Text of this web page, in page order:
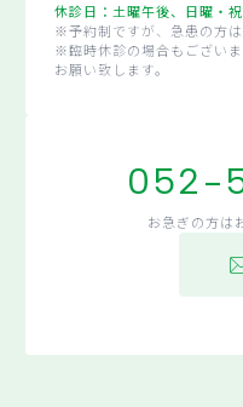
休診日：土曜午後、日曜・祝
※予約制ですが、急患の方は
※臨時休診の場合もござい
お願い致します。
052-
お急ぎの方は